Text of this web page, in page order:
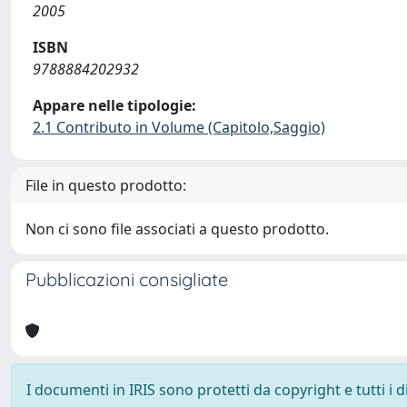
2005
ISBN
9788884202932
Appare nelle tipologie:
2.1 Contributo in Volume (Capitolo,Saggio)
File in questo prodotto:
Non ci sono file associati a questo prodotto.
Pubblicazioni consigliate
I documenti in IRIS sono protetti da copyright e tutti i